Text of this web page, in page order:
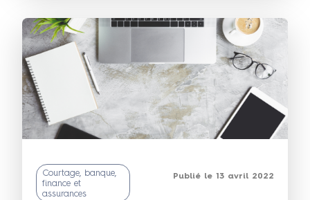
Courtage, banque,
finance et
assurances
Publié le 13 avril 2022